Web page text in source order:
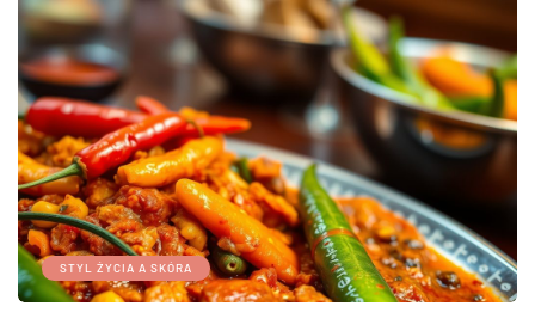
STYL ŻYCIA A SKÓRA